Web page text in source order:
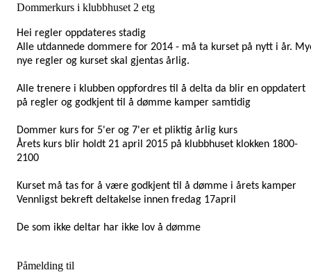
Dommerkurs i klubbhuset 2 etg
Hei regler oppdateres stadig
Alle utdannede dommere for 2014 - må ta kurset på nytt i år.
nye regler og kurset skal gjentas årlig.
Alle trenere i klubben oppfordres til å delta da blir en oppdatert
på regler og godkjent til å dømme kamper samtidig
Dommer kurs for 5'er og 7'er et pliktig årlig kurs
Årets kurs blir holdt 21 april 2015 på klubbhuset klokken 1800-
2100
Kurset må tas for å være godkjent til å dømme i årets kamper
Vennligst bekreft deltakelse innen fredag 17april
De som ikke deltar har ikke lov å dømme
Påmelding til